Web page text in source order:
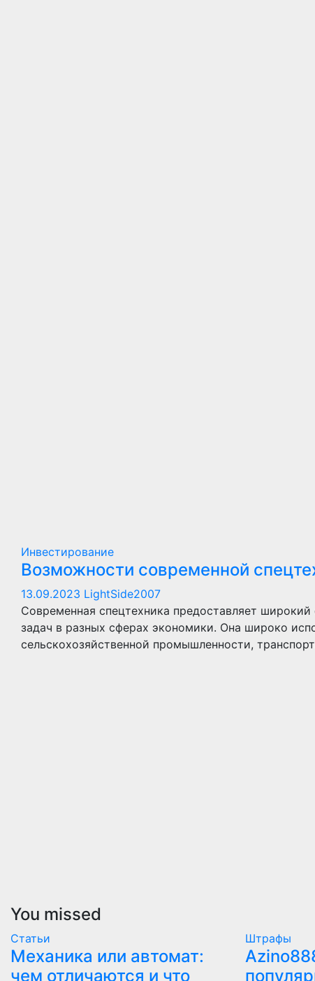
Инвестирование
Возможности современной
13.09.2023 LightSide2007
Современная спецтехника предоставляет
задач в разных сферах экономики. Она широко
сельскохозяйственной промышленности,
You missed
Статьи
Механика или автомат:
чем отличаются и что
Штрафы